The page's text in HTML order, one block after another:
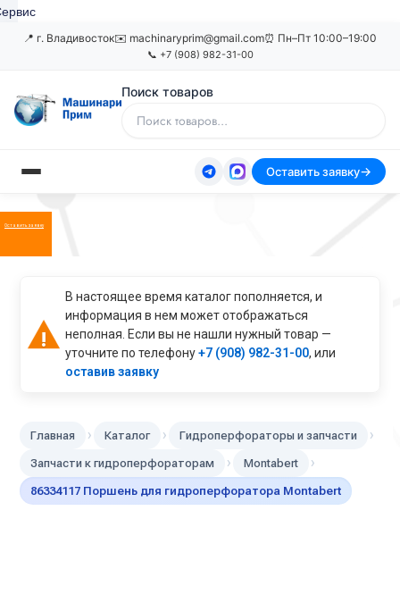
📍 г. Владивосток✉️ machinaryprim@gmail.com⏰ Пн–Пт 10:00–19:00
📞 +7 (908) 982-31-00
Поиск товаров
Оставить заявку
Оставить заявку
В настоящее время каталог пополняется, и
информация в нем может отображаться
неполная. Если вы не нашли нужный товар —
уточните по телефону+7 (908) 982-31-00, или
оставив заявку
Главная › Каталог › Гидроперфораторы и запчасти ›
Запчасти к гидроперфораторам › Montabert ›
86334117 Поршень для гидроперфоратора Montabert